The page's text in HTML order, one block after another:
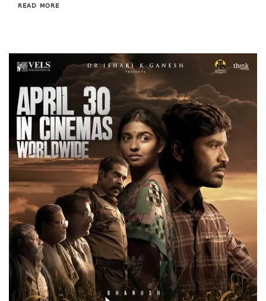
READ MORE